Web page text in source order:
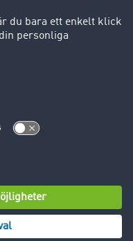
förbehålles